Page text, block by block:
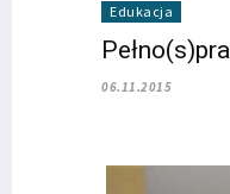
Edukacja
06.11.2015